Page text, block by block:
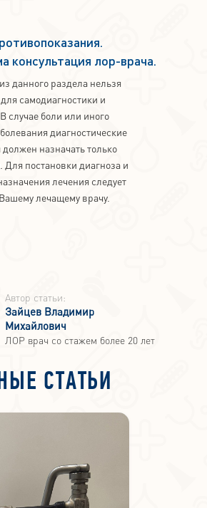
консультация лор-врача.
данного раздела нельзя
самодиагностики и
случае боли или иного
диагностические
назначать только
постановки диагноза и
лечения следует
лечащему врачу.
Автор статьи:
Зайцев Владимир
Михайлович
ЛОР врач со стажем более 20 лет
СТАТЬИ